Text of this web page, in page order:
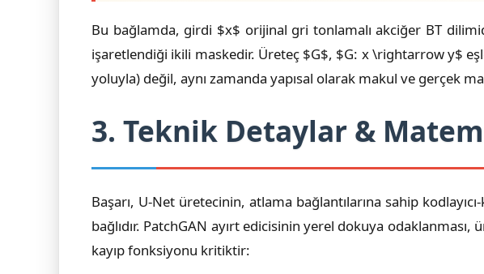
Bu bağlamda, girdi $x$ orijinal gri tonlamalı akciğer BT
işaretlendiği ikili maskedir. Üreteç $G$, $G: x \rightarrow y$
yoluyla) değil, aynı zamanda yapısal olarak makul ve gerçek
3. Teknik Detaylar &
Başarı, U-Net üretecinin, atlama bağlantılarına sahip
bağlıdır. PatchGAN ayırt edicisinin yerel dokuya
kayıp fonksiyonu kritiktir: